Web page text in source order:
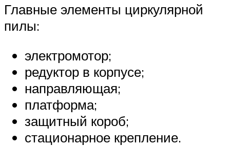
Главные элементы циркулярной
пилы:
электромотор;
редуктор в корпусе;
направляющая;
платформа;
защитный короб;
стационарное крепление.